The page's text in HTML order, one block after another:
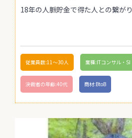
18年の人脈貯金で得た人との繋が
従業員数:11〜30人 業種:ITコンサル・SI
決裁者の年齢:40代 商材:BtoB